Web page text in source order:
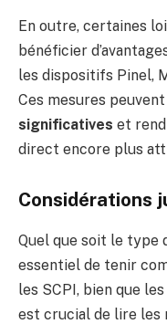
En outre, certaines
bénéficier
les dispositifs Pinel,
Ces mesures
significatives et
direct encore plus
Considérations
Quel que soit le type
essentiel de tenir
les SCPI, bien que
est crucial de lire les